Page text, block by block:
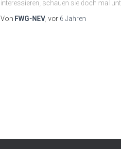
interessieren, schauen sie doch mal
Von FWG-NEV, vor 6 Jahren